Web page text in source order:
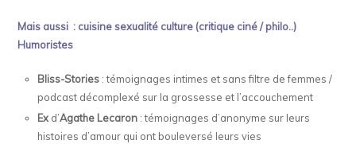
Mais aussi : cuisine sexualité culture (critique ciné / philo..)
Humoristes
Bliss-Stories : témoignages intimes et sans filtre de femmes /
podcast décomplexé sur la grossesse et l’accouchement
Ex d’Agathe Lecaron : témoignages d’anonyme sur leurs
histoires d’amour qui ont bouleversé leurs vies